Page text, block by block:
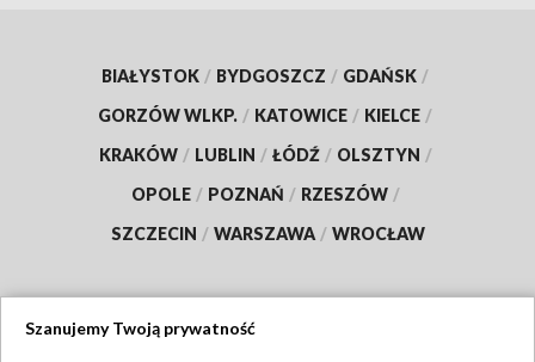
BIAŁYSTOK / BYDGOSZCZ / GDAŃSK /
GORZÓW WLKP. / KATOWICE / KIELCE /
KRAKÓW / LUBLIN / ŁÓDŹ / OLSZTYN /
OPOLE / POZNAŃ / RZESZÓW /
SZCZECIN / WARSZAWA / WROCŁAW
Szanujemy Twoją prywatność